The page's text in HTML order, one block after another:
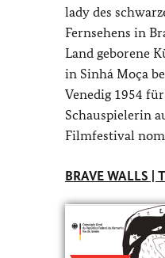
lady des
Fernsehens in
Land geborene
in Sinhá Moça
Venedig 1954
Schauspielerin
Filmfestival
BRAVE WALLS |